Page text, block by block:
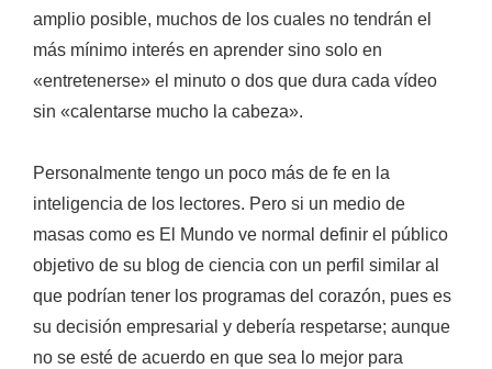
amplio posible, muchos de los cuales no tendrán el
más mínimo interés en aprender sino solo en
«entretenerse» el minuto o dos que dura cada vídeo
sin «calentarse mucho la cabeza».
Personalmente tengo un poco más de fe en la
inteligencia de los lectores. Pero si un medio de
masas como es El Mundo ve normal definir el público
objetivo de su blog de ciencia con un perfil similar al
que podrían tener los programas del corazón, pues es
su decisión empresarial y debería respetarse; aunque
no se esté de acuerdo en que sea lo mejor para